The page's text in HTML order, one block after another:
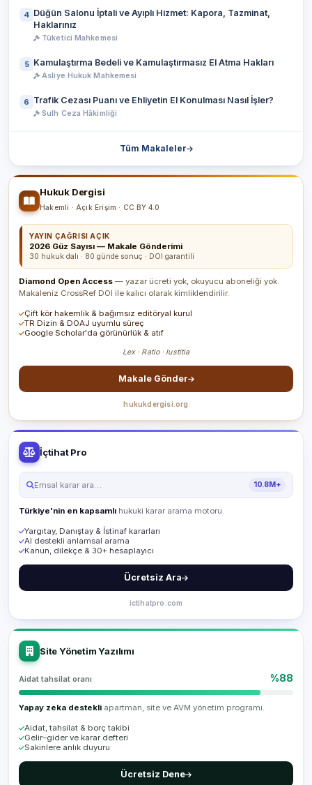
4 Düğün Salonu İptali ve Ayıplı Hizmet: Kapora, Tazminat,
Haklarınız
Tüketici Mahkemesi
5 Kamulaştırma Bedeli ve Kamulaştırmasız El Atma Hakları
Asliye Hukuk Mahkemesi
6 Trafik Cezası Puanı ve Ehliyetin El Konulması Nasıl İşler?
Sulh Ceza Hâkimliği
Tüm Makaleler
Hukuk Dergisi
Hakemli · Açık Erişim · CC BY 4.0
YAYIN ÇAĞRISI AÇIK
2026 Güz Sayısı — Makale Gönderimi
30 hukuk dalı · 80 günde sonuç · DOI garantili
Diamond Open Access — yazar ücreti yok, okuyucu aboneliği yok.
Makaleniz CrossRef DOI ile kalıcı olarak kimliklendirilir.
Çift kör hakemlik & bağımsız editöryal kurul
TR Dizin & DOAJ uyumlu süreç
Google Scholar'da görünürlük & atıf
Lex · Ratio · Iustitia
Makale Gönder
hukukdergisi.org
İçtihat Pro
Emsal karar ara… 10.8M+
Türkiye'nin en kapsamlı hukuki karar arama motoru.
Yargıtay, Danıştay & İstinaf kararları
AI destekli anlamsal arama
Kanun, dilekçe & 30+ hesaplayıcı
Ücretsiz Ara
ictihatpro.com
Site Yönetim Yazılımı
Aidat tahsilat oranı %88
Yapay zeka destekli apartman, site ve AVM yönetim programı.
Aidat, tahsilat & borç takibi
Gelir–gider ve karar defteri
Sakinlere anlık duyuru
Ücretsiz Dene